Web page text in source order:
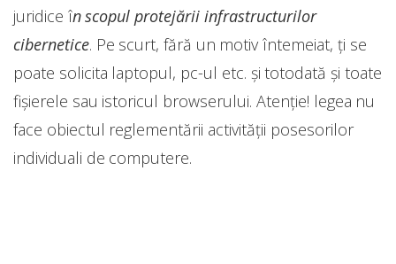
juridice în scopul protejării infrastructurilor
cibernetice. Pe scurt, fără un motiv întemeiat, ți se
poate solicita laptopul, pc-ul etc. și totodată și toate
fișierele sau istoricul browserului. Atenție! legea nu
face obiectul reglementării activităţii posesorilor
individuali de computere.